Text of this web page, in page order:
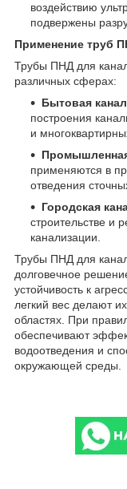
воздействию
подвержены
Применение труб
Трубы ПНД для
различных сферах:
Бытовая
построения
и
применяются в
отведения
Городская
строительстве и
канализации.
Трубы ПНД для
долговечное
устойчивость к
легкий вес делают
областях. При
обеспечивают
водоотведения и
окружающей среды.